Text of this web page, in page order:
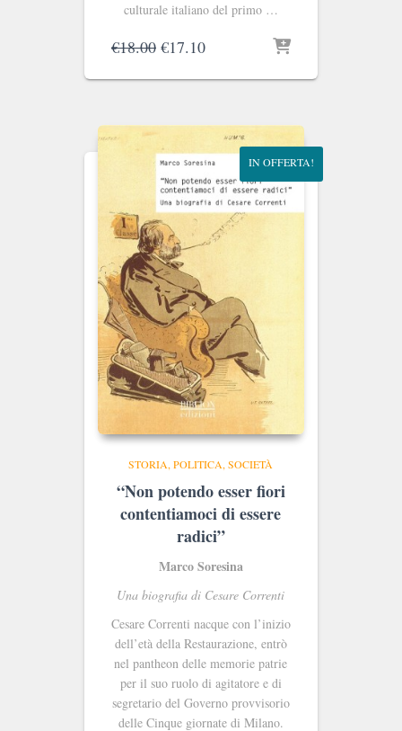
culturale italiano del primo …
€18.00 Il
originale
€18.00.
€17.10Il
attuale
€17.10.
IN OFFERTA!
STORIA, POLITICA, SOCIETÀ
“Non potendo esser fiori
contentiamoci di essere
radici”
Marco Soresina
Una biografia di Cesare Correnti
Cesare Correnti nacque con l’inizio
dell’età della Restaurazione, entrò
nel pantheon delle memorie patrie
per il suo ruolo di agitatore e di
segretario del Governo provvisorio
delle Cinque giornate di Milano.